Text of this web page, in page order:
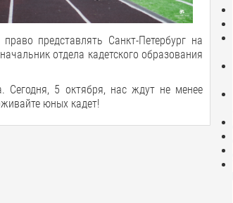
представлять Санкт-Петербург на
отдела кадетского образования
Сегодня, 5 октября, нас ждут не менее
юных кадет!